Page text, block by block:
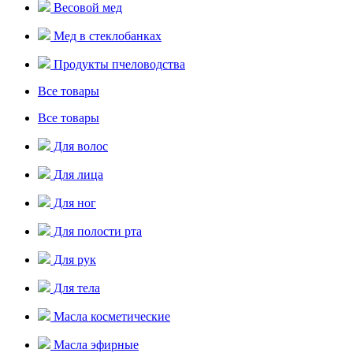
Весовой мед
Мед в стеклобанках
Продукты пчеловодства
Все товары
Все товары
Для волос
Для лица
Для ног
Для полости рта
Для рук
Для тела
Масла косметические
Масла эфирные